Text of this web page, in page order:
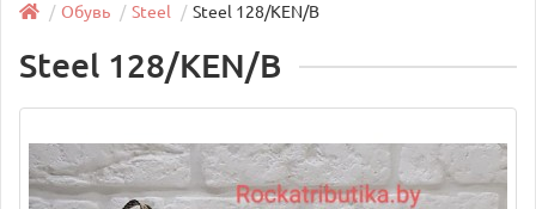
Обувь Steel Steel 128/KEN/B
Steel 128/KEN/B